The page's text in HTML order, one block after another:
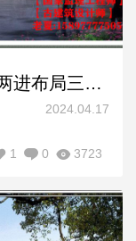
重建祠堂哪种风格款式好看？两进布局三进布局祠堂设计
2024.04.17
3723
0
1